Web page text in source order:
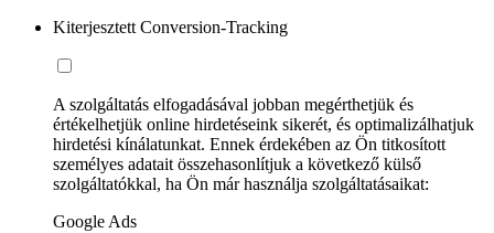
Kiterjesztett Conversion-Tracking
A szolgáltatás elfogadásával jobban megérthetjük és
értékelhetjük online hirdetéseink sikerét, és optimalizálhatjuk
hirdetési kínálatunkat. Ennek érdekében az Ön titkosított
személyes adatait összehasonlítjuk a következő külső
szolgáltatókkal, ha Ön már használja szolgáltatásaikat:
Google Ads